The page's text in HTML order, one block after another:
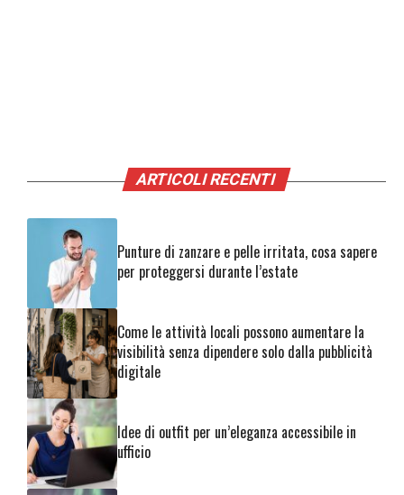
ARTICOLI RECENTI
Punture di zanzare e pelle irritata, cosa sapere
per proteggersi durante l’estate
Come le attività locali possono aumentare la
visibilità senza dipendere solo dalla pubblicità
digitale
Idee di outfit per un’eleganza accessibile in
ufficio